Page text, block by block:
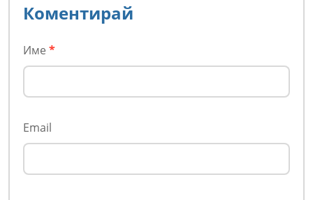
Коментирай
Име *
Email